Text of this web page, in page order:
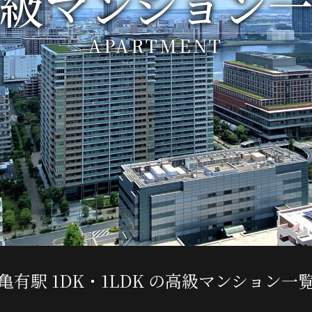
APARTMENT
有駅 1DK・1LDK の高級マンション一